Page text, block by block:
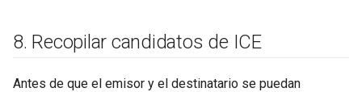
8. Recopilar candidatos de ICE
Antes de que el emisor y el destinatario se puedan